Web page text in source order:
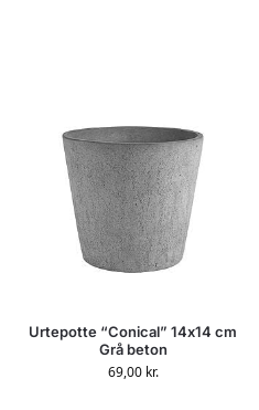
Urtepotte “Conical” 14x14 cm
Grå beton
69,00 kr.